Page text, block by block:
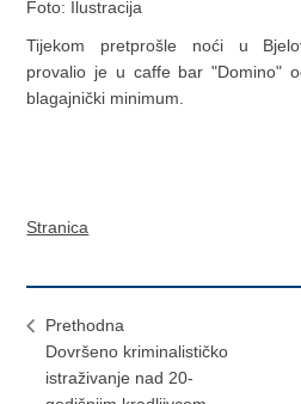
Foto: Ilustracija
Tijekom pretprošle noći u
provalio je u caffe bar "Domino"
blagajnički minimum.
Stranica
Prethodna
Dovršeno kriminalističko
istraživanje nad 20-